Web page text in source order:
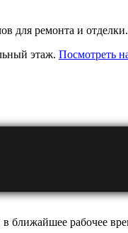
для ремонта и
этаж. Посмотреть
ближайшее рабочее